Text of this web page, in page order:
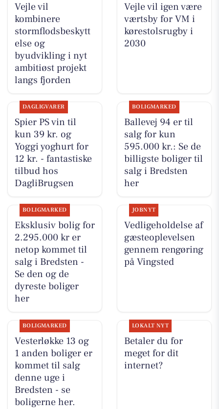
Vejle vil
kombinere
stormflodsbeskytt
else og
byudvikling i nyt
ambitiøst projekt
langs fjorden
Vejle vil igen være
værtsby for VM i
kørestolsrugby i
2030
DAGLIGVARER
Spier PS vin til
kun 39 kr. og
Yoggi yoghurt for
12 kr. - fantastiske
tilbud hos
DagliBrugsen
BOLIGMARKED
Ballevej 94 er til
salg for kun
595.000 kr.: Se de
billigste boliger til
salg i Bredsten
her
BOLIGMARKED
Eksklusiv bolig for
2.295.000 kr er
netop kommet til
salg i Bredsten -
Se den og de
dyreste boliger
her
JOBNYT
Vedligeholdelse af
gæsteoplevelsen
gennem rengøring
på Vingsted
BOLIGMARKED
Vesterløkke 13 og
1 anden boliger er
kommet til salg
denne uge i
Bredsten - se
boligerne her.
LOKALT NYT
Betaler du for
meget for dit
internet?